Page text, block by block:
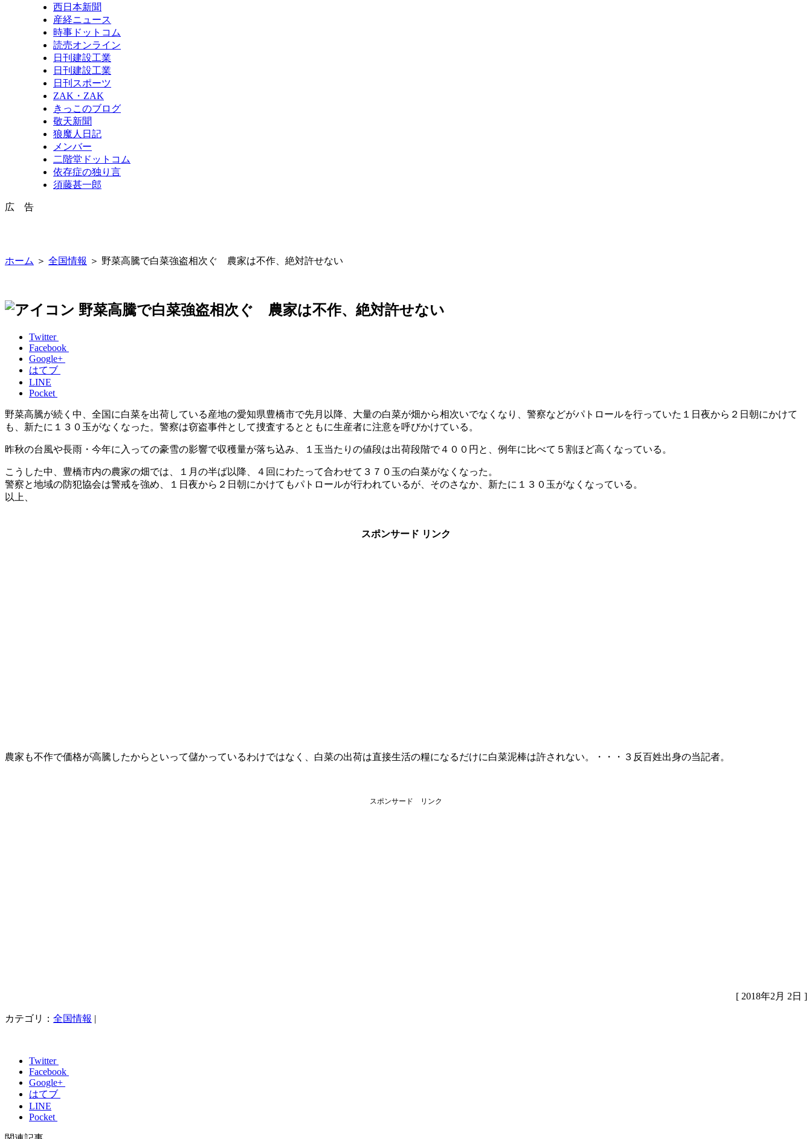
西日本新聞
産経ニュース
時事ドットコム
読売オンライン
日刊建設工業
日刊建設工業
日刊スポーツ
ZAK・ZAK
きっこのブログ
敬天新聞
狼魔人日記
メンバー
二階堂ドットコム
依存症の独り言
須藤甚一郎
広 告
ホーム ＞ 全国情報 ＞ 野菜高騰で白菜強盗相次ぐ 農家は不作、絶対許せない
野菜高騰で白菜強盗相次ぐ 農家は不作、絶対許せない
Twitter
Facebook
Google+
はてブ
LINE
Pocket
野菜高騰が続く中、全国に白菜を出荷している産地の愛知県豊橋市で先月以降、大量の白菜が畑から相次いでなくなり、警察などがパトロールを行っていた１日夜から２日朝にかけて
も、新たに１３０玉がなくなった。警察は窃盗事件として捜査するとともに生産者に注意を呼びかけている。
昨秋の台風や長雨・今年に入っての豪雪の影響で収穫量が落ち込み、１玉当たりの値段は出荷段階で４００円と、例年に比べて５割ほど高くなっている。
こうした中、豊橋市内の農家の畑では、１月の半ば以降、４回にわたって合わせて３７０玉の白菜がなくなった。
警察と地域の防犯協会は警戒を強め、１日夜から２日朝にかけてもパトロールが行われているが、そのさなか、新たに１３０玉がなくなっている。
以上、
スポンサード リンク
農家も不作で価格が高騰したからといって儲かっているわけではなく、白菜の出荷は直接生活の糧になるだけに白菜泥棒は許されない。・・・３反百姓出身の当記者。
スポンサード リンク
[ 2018年2月 2日 ]
カテゴリ： 全国情報 |
Twitter
Facebook
Google+
はてブ
LINE
Pocket